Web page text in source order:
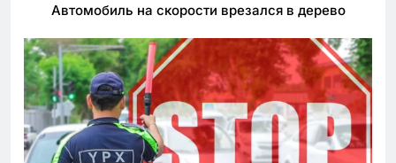
Автомобиль на скорости врезался в дерево